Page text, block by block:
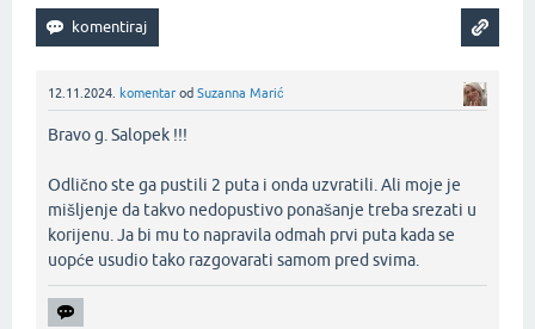
12.11.2024. komentar od Suzanna Marić
Bravo g. Salopek !!!
Odlično ste ga pustili 2 puta i onda uzvratili. Ali moje je
mišljenje da takvo nedopustivo ponašanje treba srezati u
korijenu. Ja bi mu to napravila odmah prvi puta kada se
uopće usudio tako razgovarati samom pred svima.‌